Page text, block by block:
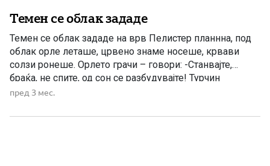
Темен се облак зададе
Темен се облак зададе на врв Пелистер планнна, под
облак орле леташе, црвено знаме носеше, крвави
солзи ронеше. Орлето грачи – говори: -Станвајте,
браќа, не спите, од сон се разбудувајте! Турчин
реформи не дава, купува пушки мамѕери сос долги
биеме за славна Македонија! На врв […]
пред 3 мес.